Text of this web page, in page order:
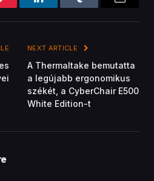
LinkedInTumblr
NEXT ARTICLE
A Thermaltake bemutatta
a legújabb ergonomikus
székét, a CyberChair E500
White Edition-t